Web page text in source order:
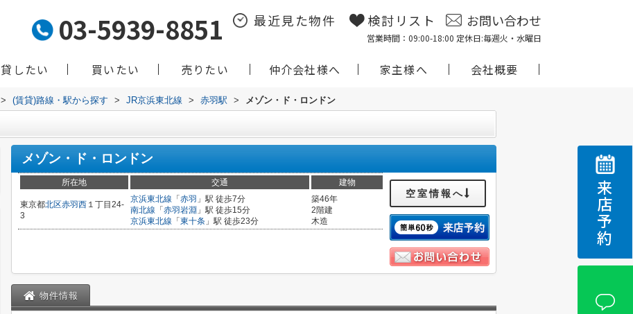
03-5939-8851 最近見た物件 検討リスト お問い合わせ
営業時間：09:00-18:00 定休日:毎週火・水曜日
貸したい 買いたい 売りたい 仲介会社様へ 家主様へ 会社概要
来店予約
> (賃貸)路線・駅から探す > JR京浜東北線 > 赤羽駅 > メゾン・ド・ロンドン
メゾン・ド・ロンドン
所在地 交通 建物
東京都北区赤羽西 １丁目24-
3
京浜東北線 「 赤羽 」駅 徒歩7分
南北線 「 赤羽岩淵 」駅 徒歩15分
京浜東北線 「 東十条 」駅 徒歩23分
築46年
2階建
木造
空室情報へ
物件情報